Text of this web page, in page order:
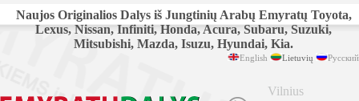
Naujos Originalios Dalys iš Jungtinių Arabų Emyratų Toyota,
Lexus, Nissan, Infiniti, Honda, Acura, Subaru, Suzuki,
Mitsubishi, Mazda, Isuzu, Hyundai, Kia.
English Lietuvių Русский
Vilnius